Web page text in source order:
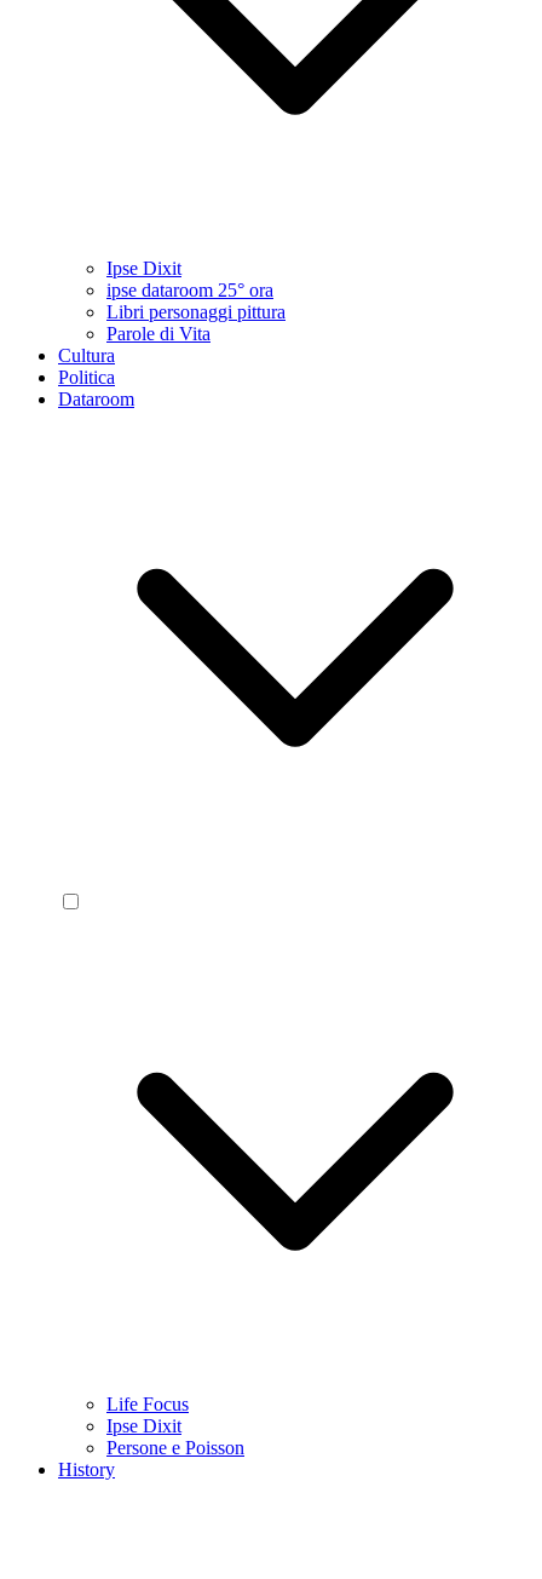
Ipse Dixit
ipse dataroom 25° ora
Libri personaggi pittura
Parole di Vita
Cultura
Politica
Dataroom
Life Focus
Ipse Dixit
Persone e Poisson
History